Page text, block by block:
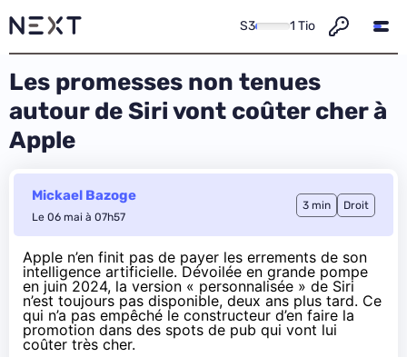
S3 1 Tio
Les promesses non tenues
autour de Siri vont coûter cher à
Apple
Mickael Bazoge
Le 06 mai à 07h57
3 min Droit
Apple n’en finit pas de payer les errements de son
intelligence artificielle. Dévoilée en grande pompe
en juin 2024, la version « personnalisée » de Siri
n’est toujours pas disponible, deux ans plus tard. Ce
qui n’a pas empêché le constructeur d’en faire la
promotion dans des spots de pub qui vont lui
coûter très cher.